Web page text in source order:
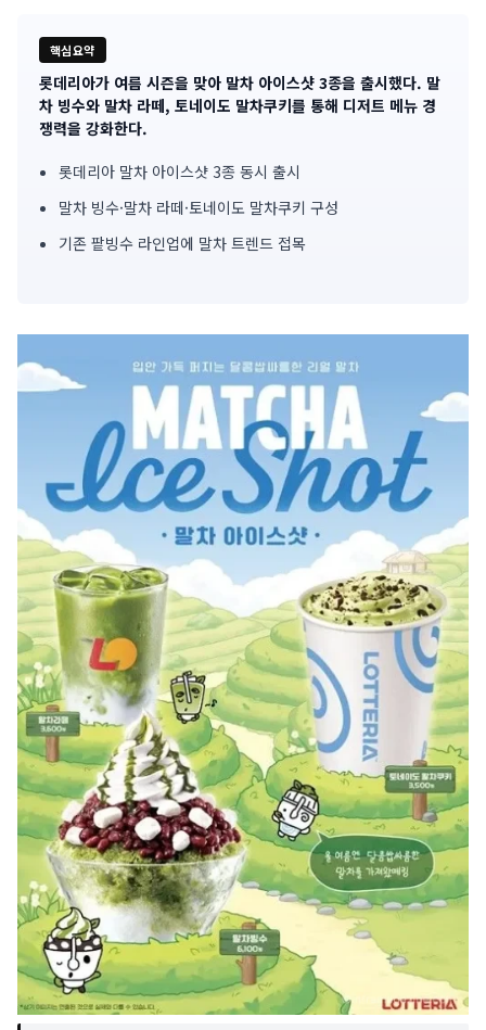
핵심요약
기
사
핵
심
롯데리아가 여름 시즌을 맞아 말차 아이스샷 3종을 출시했다. 말
차 빙수와 말차 라떼, 토네이도 말차쿠키를 통해 디저트 메뉴 경
쟁력을 강화한다.
롯데리아 말차 아이스샷 3종 동시 출시
말차 빙수·말차 라떼·토네이도 말차쿠키 구성
기존 팥빙수 라인업에 말차 트렌드 접목